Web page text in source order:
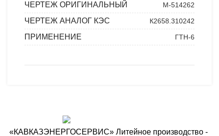
ЧЕРТЕЖ ОРИГИНАЛЬНЫЙ М-514262
ЧЕРТЕЖ АНАЛОГ КЭС К2658.310242
ПРИМЕНЕНИЕ ГТН-6
«КАВКАЗЭНЕРГОСЕРВИС» ​Литейное производство - ​